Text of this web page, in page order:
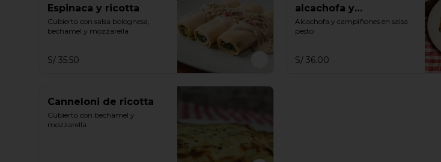
Espinaca y ricotta
Cubierto con salsa bolognesa,
bechamel y mozzarella
S/ 35.50
alcachofa y
champiñones al pesto
Alcachofa y campiñones en salsa
pesto
S/ 36.00
Canneloni de ricotta
Cubierto con bechamel y
mozzarella